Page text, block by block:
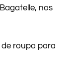
nos
roupa para